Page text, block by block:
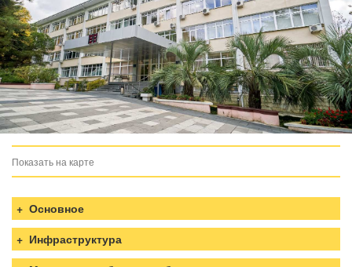
Показать на карте
загрузка карты...
Основное
Инфраструктура